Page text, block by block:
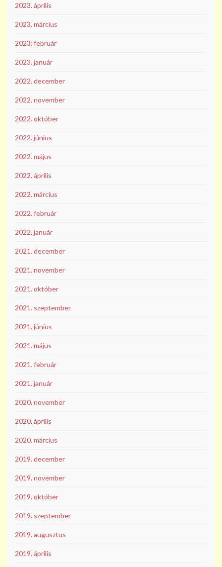
2023. április
2023. március
2023. február
2023. január
2022. december
2022. november
2022. október
2022. június
2022. május
2022. április
2022. március
2022. február
2022. január
2021. december
2021. november
2021. október
2021. szeptember
2021. június
2021. május
2021. február
2021. január
2020. november
2020. április
2020. március
2019. december
2019. november
2019. október
2019. szeptember
2019. augusztus
2019. április